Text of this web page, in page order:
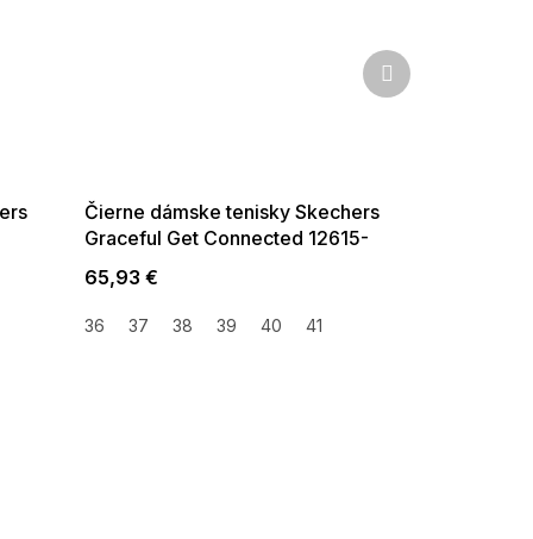
Čierne dámske tenisky Skechers
Graceful Get Connected 12615-
65,93 €
36 37 38 39 40 41
Ďalší
produkt